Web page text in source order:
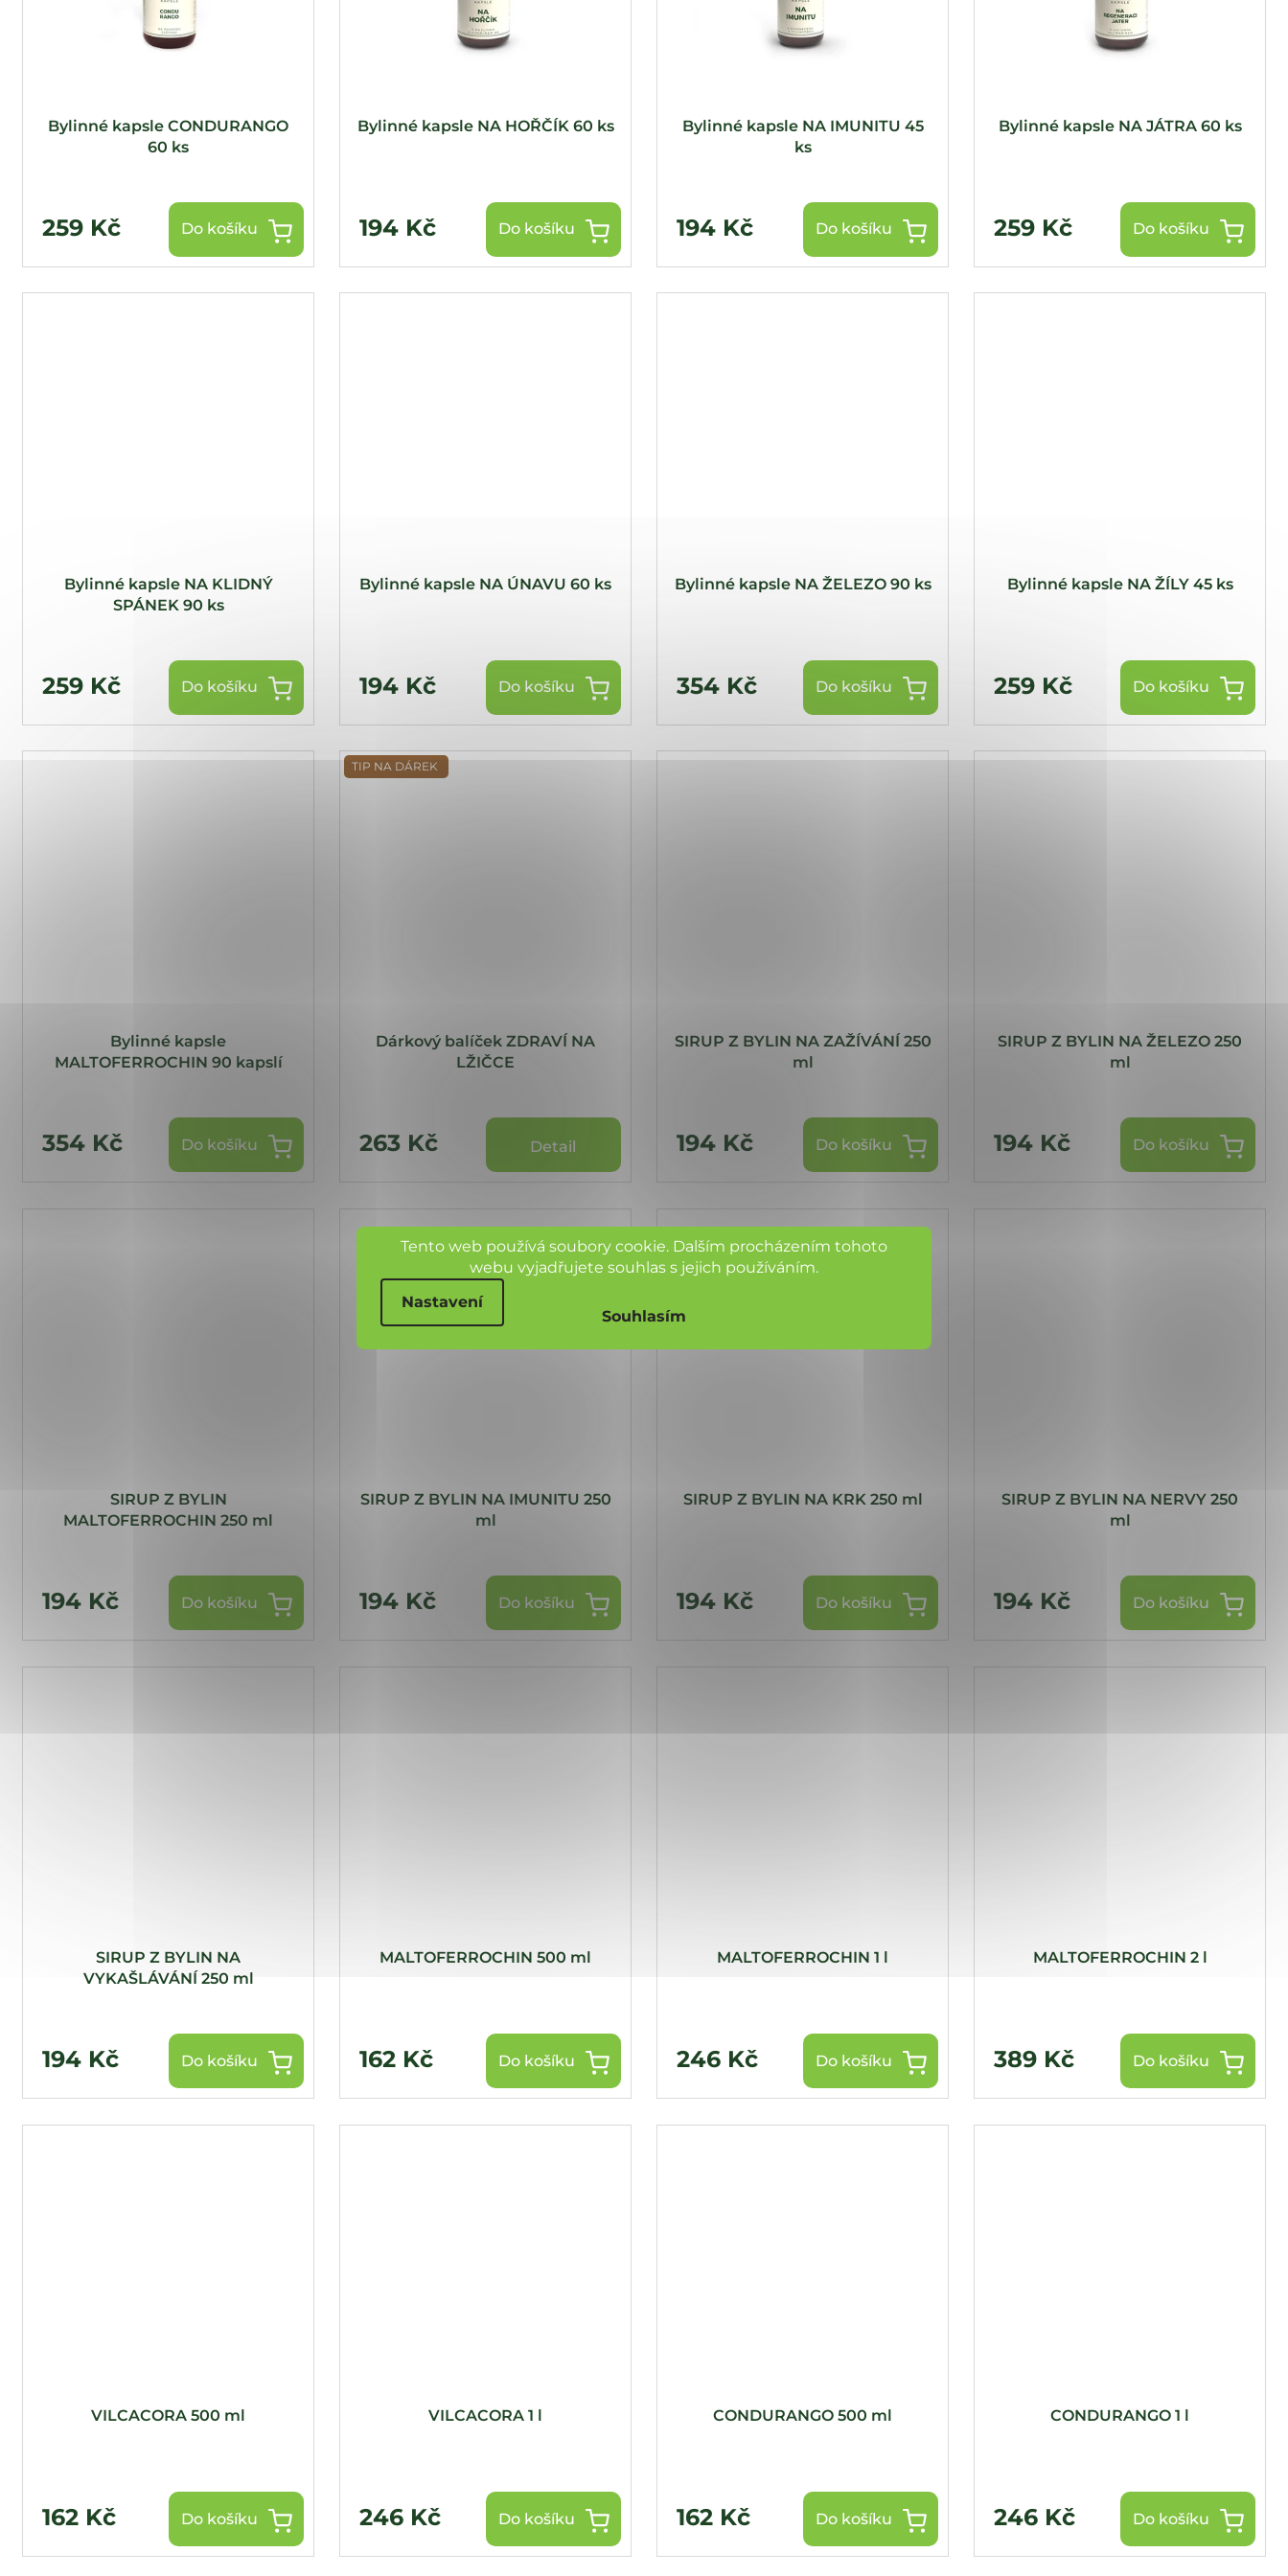
Tento web používá soubory cookie. Dalším procházením tohoto
webu vyjadřujete souhlas s jejich používáním.
Nastavení
Souhlasím
Bylinné kapsle CONDURANGO
60 ks
259 Kč Do košíku
Bylinné kapsle NA HOŘČÍK 60 ks
194 Kč Do košíku
Bylinné kapsle NA IMUNITU 45
ks
194 Kč Do košíku
Bylinné kapsle NA JÁTRA 60 ks
259 Kč Do košíku
Bylinné kapsle NA KLIDNÝ
SPÁNEK 90 ks
259 Kč Do košíku
Bylinné kapsle NA ÚNAVU 60 ks
194 Kč Do košíku
Bylinné kapsle NA ŽELEZO 90 ks
354 Kč Do košíku
Bylinné kapsle NA ŽÍLY 45 ks
259 Kč Do košíku
Bylinné kapsle
MALTOFERROCHIN 90 kapslí
354 Kč Do košíku
TIP NA DÁREK
Dárkový balíček ZDRAVÍ NA
LŽIČCE
263 Kč Detail
SIRUP Z BYLIN NA ZAŽÍVÁNÍ 250
ml
194 Kč Do košíku
SIRUP Z BYLIN NA ŽELEZO 250
ml
194 Kč Do košíku
SIRUP Z BYLIN
MALTOFERROCHIN 250 ml
194 Kč Do košíku
SIRUP Z BYLIN NA IMUNITU 250
ml
194 Kč Do košíku
SIRUP Z BYLIN NA KRK 250 ml
194 Kč Do košíku
SIRUP Z BYLIN NA NERVY 250
ml
194 Kč Do košíku
SIRUP Z BYLIN NA
VYKAŠLÁVÁNÍ 250 ml
194 Kč Do košíku
MALTOFERROCHIN 500 ml
162 Kč Do košíku
MALTOFERROCHIN 1 l
246 Kč Do košíku
MALTOFERROCHIN 2 l
389 Kč Do košíku
VILCACORA 500 ml
162 Kč Do košíku
VILCACORA 1 l
246 Kč Do košíku
CONDURANGO 500 ml
162 Kč Do košíku
CONDURANGO 1 l
246 Kč Do košíku